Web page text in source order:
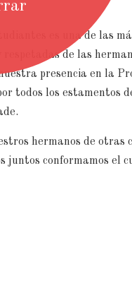
es una de las
de las
presencia en la
todos los estamentos
hermanos de otras
juntos conformamos el